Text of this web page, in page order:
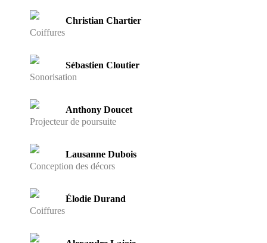
Christian Chartier
Coiffures
Sébastien Cloutier
Sonorisation
Anthony Doucet
Projecteur de poursuite
Lausanne Dubois
Conception des décors
Élodie Durand
Coiffures